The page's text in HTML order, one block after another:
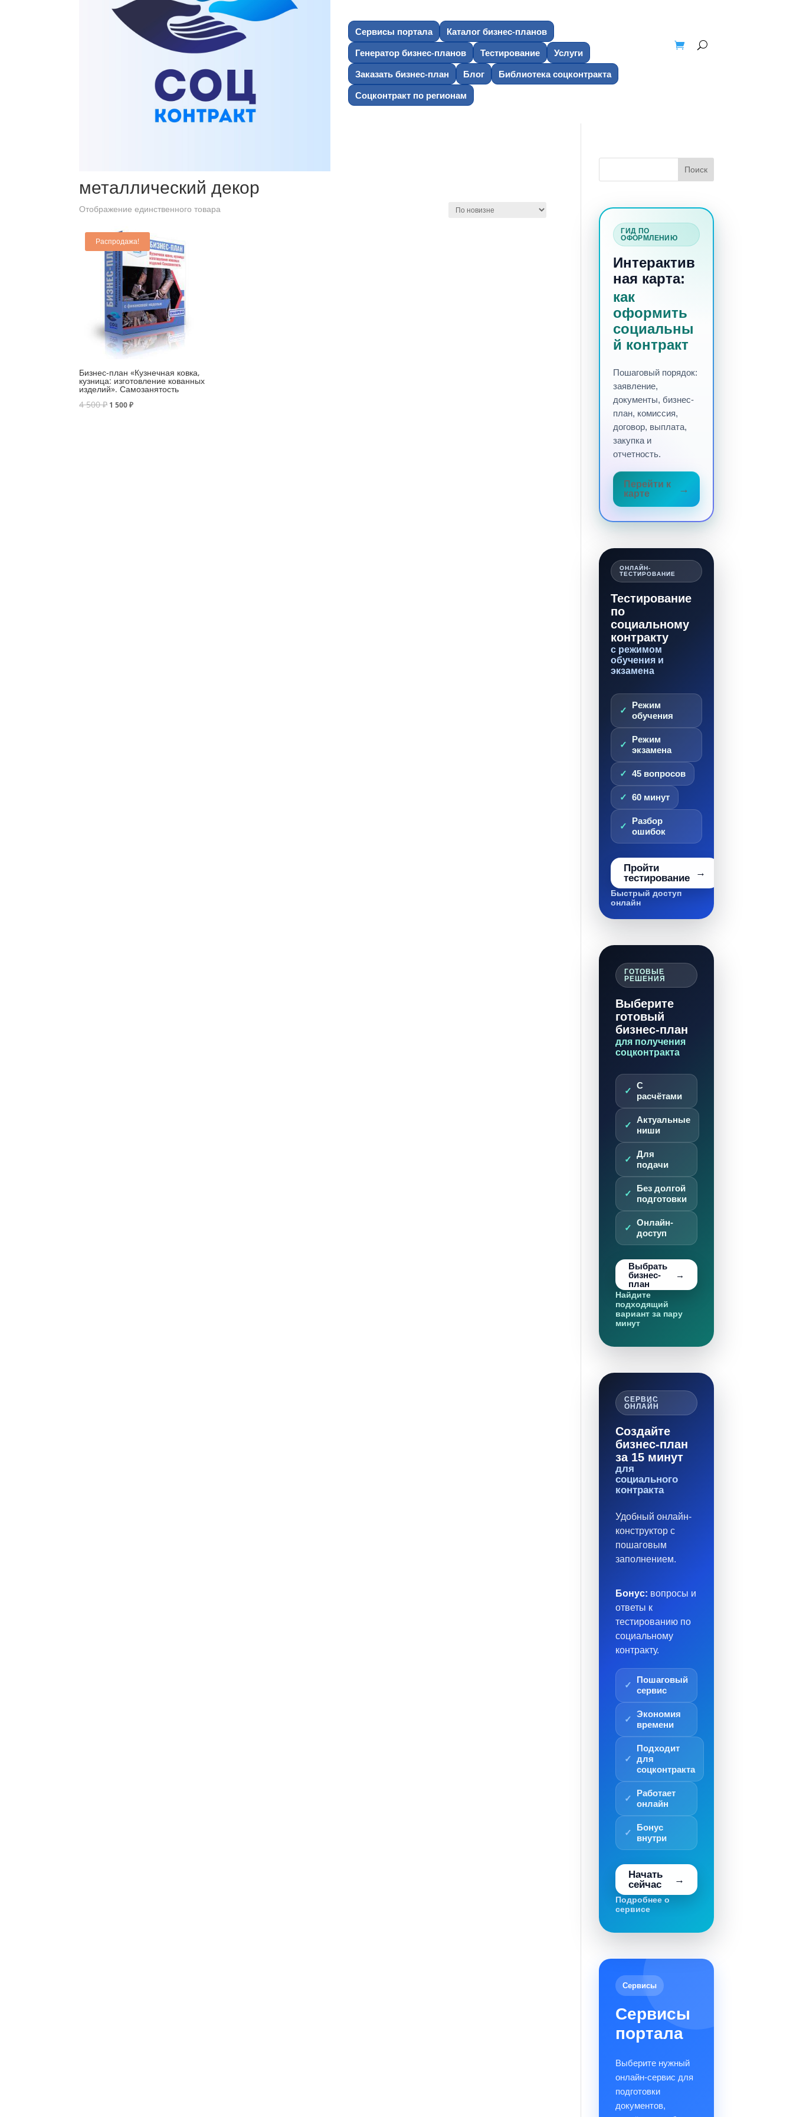
Сервисы портала
Каталог бизнес-планов
Генератор бизнес-планов
Тестирование
Услуги
Заказать бизнес-план
Блог
Библиотека соцконтракта
Соцконтракт по регионам
металлический декор
Отображение единственного товара
Распродажа!
Бизнес-план «Кузнечная ковка,
кузница: изготовление кованных
изделий». Самозанятость
4 500₽ 1 500₽
ГИД ПО
ОФОРМЛЕНИЮ
Интерактив
ная карта:
как
оформить
социальны
й контракт
Пошаговый порядок:
заявление,
документы, бизнес-
план, комиссия,
договор, выплата,
закупка и
отчетность.
Перейти к
карте
ОНЛАЙН-
ТЕСТИРОВАНИЕ
Тестирование
по
социальному
контракту
с режимом
обучения и
экзамена
Режим
обучения
Режим
экзамена
45 вопросов
60 минут
Разбор
ошибок
Пройти
тестирование
Быстрый доступ
онлайн
ГОТОВЫЕ
РЕШЕНИЯ
Выберите
готовый
бизнес-план
для получения
соцконтракта
С
расчётами
Актуальные
ниши
Для
подачи
Без долгой
подготовки
Онлайн-
доступ
Выбрать
бизнес-
план
Найдите
подходящий
вариант за пару
минут
СЕРВИС
ОНЛАЙН
Создайте
бизнес-план
за 15 минут
для
социального
контракта
Удобный онлайн-
конструктор с
пошаговым
заполнением.
Бонус: вопросы и
ответы к
тестированию по
социальному
контракту.
Пошаговый
сервис
Экономия
времени
Подходит
для
соцконтракта
Работает
онлайн
Бонус
внутри
Начать
сейчас
Подробнее о
сервисе
Сервисы
Сервисы
портала
Выберите нужный
онлайн-сервис для
подготовки
документов,